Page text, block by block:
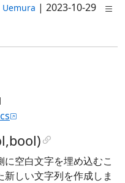
Uemura | 2023-10-29
空白文字を埋め込むこ
しい文字列を作成しま